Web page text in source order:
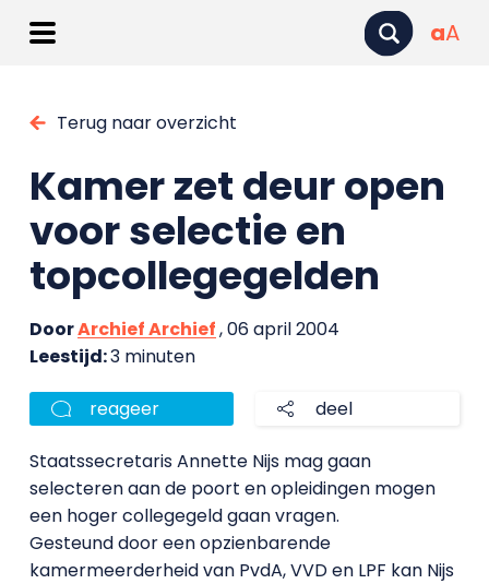
aA
Terug naar overzicht
Kamer zet deur open
voor selectie en
topcollegegelden
DoorArchief Archief, 06 april 2004
Leestijd:3 minuten
reageer deel
Staatssecretaris Annette Nijs mag gaan
selecteren aan de poort en opleidingen mogen
een hoger collegegeld gaan vragen.
Gesteund door een opzienbarende
kamermeerderheid van PvdA, VVD en LPF kan Nijs